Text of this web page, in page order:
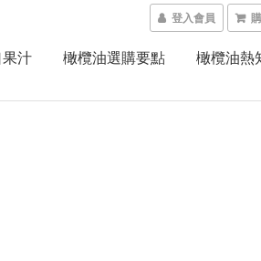
登入會員
汁 橄欖油選購要點 橄欖油熱